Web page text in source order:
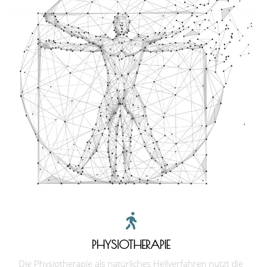
PHYSIOTHERAPIE
Die Physiotherapie als natürliches Heilverfahren nutzt die